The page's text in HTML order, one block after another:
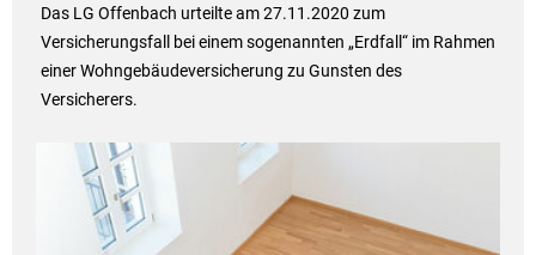
Das LG Offenbach urteilte am 27.11.2020 zum
Versicherungsfall bei einem sogenannten „Erdfall“ im Rahmen
einer Wohngebäudeversicherung zu Gunsten des
Versicherers.